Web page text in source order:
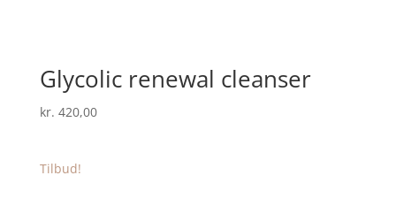
Glycolic renewal cleanser
kr. 420,00
Tilbud!